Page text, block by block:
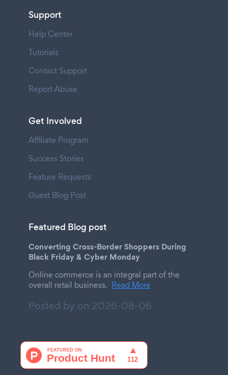
Support
Help Center
Tutorials
Contact Support
Report Abuse
Get Involved
Affiliate Program
Success Stories
Feature Requests
Guest Blog Post
Featured Blog post
Converting Cross-Border Shoppers During
Black Friday & Cyber Monday
Online commerce is an integral part of the
overall retail business. Read More
Posted by on 2026-08-06